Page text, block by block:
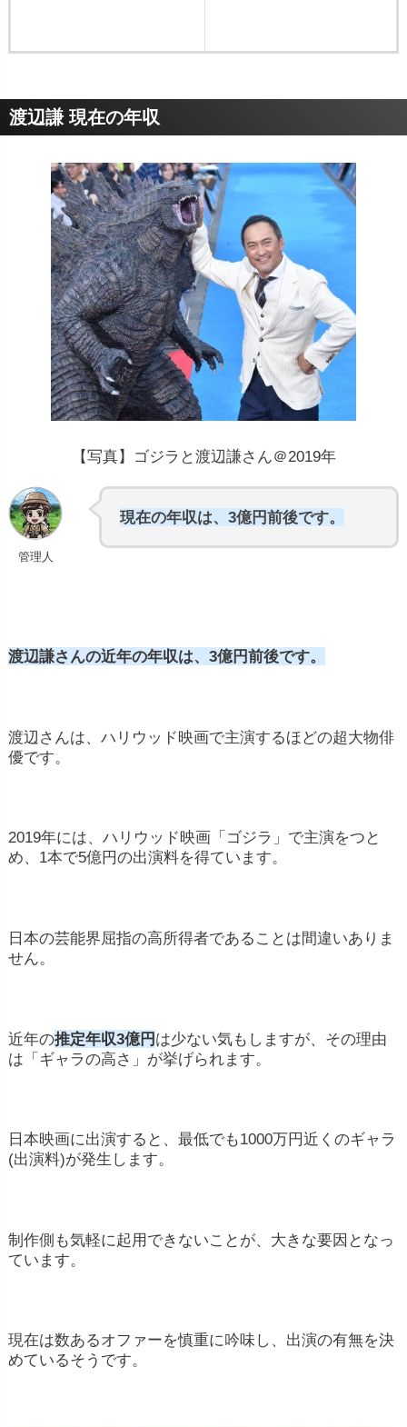
渡辺謙 現在の年収
【写真】ゴジラと渡辺謙さん＠2019年
管理人
現在の年収は、3億円前後です。
渡辺謙さんの近年の年収は、3億円前後です。
渡辺さんは、ハリウッド映画で主演するほどの超大物俳
優です。
2019年には、ハリウッド映画「ゴジラ」で主演をつと
め、1本で5億円の出演料を得ています。
日本の芸能界屈指の高所得者であることは間違いありま
せん。
近年の推定年収3億円は少ない気もしますが、その理由
は「ギャラの高さ」が挙げられます。
日本映画に出演すると、最低でも1000万円近くのギャラ
(出演料)が発生します。
制作側も気軽に起用できないことが、大きな要因となっ
ています。
現在は数あるオファーを慎重に吟味し、出演の有無を決
めているそうです。